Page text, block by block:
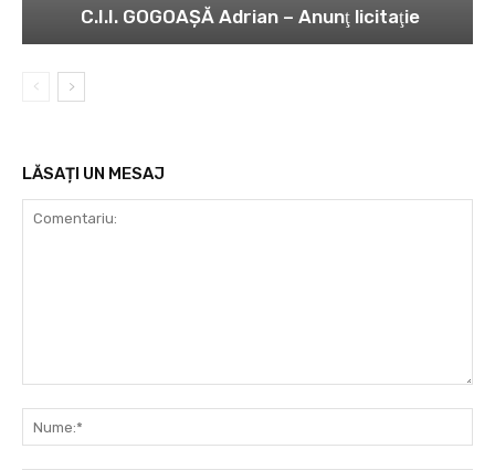
C.I.I. GOGOAŞĂ Adrian – Anunţ licitaţie
LĂSAȚI UN MESAJ